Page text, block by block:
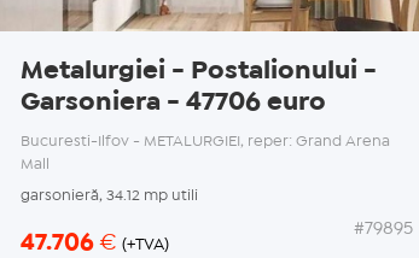
Metalurgiei - Postalionului -
Garsoniera - 47706 euro
Bucuresti-Ilfov - METALURGIEI, reper: Grand Arena
Mall
garsonieră, 34.12 mp utili
47.706€ (+TVA)
#79895